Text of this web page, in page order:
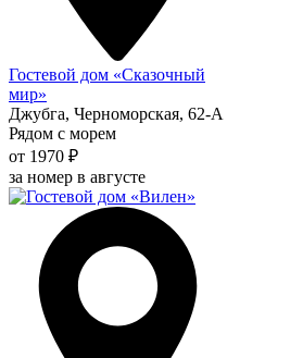
Гостевой дом «Сказочный
мир»
Джубга, Черноморская, 62-А
Рядом с морем
от 1970 ₽
за номер в августе